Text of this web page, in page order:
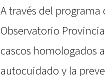
A través del
Observatorio
cascos homologados
autocuidado y la